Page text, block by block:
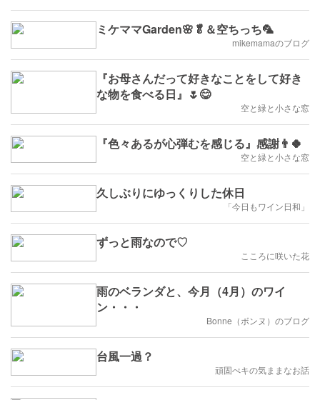
mikemamaのブログ
『お母さんだって好きなことをして好き
な物を食べる日』🌷😋
空と緑と小さな窓
『色々あるが心弾むを感じる』感謝👨🍀
空と緑と小さな窓
久しぶりにゆっくりした休日
「今日もワイン日和」
ずっと雨なので♡
こころに咲いた花
雨のベランダと、今月（4月）のワイ
ン・・・
Bonne（ボンヌ）のブログ
台風一過？
頑固ぺキの気ままなお話